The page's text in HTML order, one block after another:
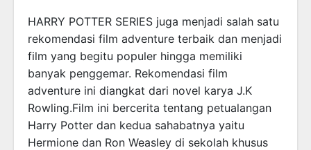
HARRY POTTER SERIES juga menjadi salah satu
rekomendasi film adventure terbaik dan menjadi
film yang begitu populer hingga memiliki
banyak penggemar. Rekomendasi film
adventure ini diangkat dari novel karya J.K
Rowling.Film ini bercerita tentang petualangan
Harry Potter dan kedua sahabatnya yaitu
Hermione dan Ron Weasley di sekolah khusus